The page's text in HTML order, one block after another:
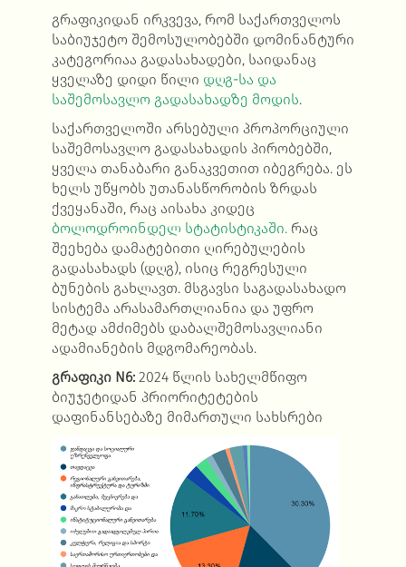
გრაფიკიდან ირკვევა, რომ საქართველოს
საბიუჯეტო შემოსულობებში დომინანტური
კატეგორიაა გადასახადები, საიდანაც
ყველაზე დიდი წილი დღგ-სა და
საშემოსავლო გადასახადზე მოდის.
საქართველოში არსებული პროპორციული
საშემოსავლო გადასახადის პირობებში,
ყველა თანაბარი განაკვეთით იბეგრება. ეს
ხელს უწყობს უთანასწორობის ზრდას
ქვეყანაში, რაც აისახა კიდეც
ბოლოდროინდელ სტატისტიკაში.რაც
შეეხება დამატებითი ღირებულების
გადასახადს (დღგ), ისიც რეგრესული
ბუნების გახლავთ. მსგავსი საგადასახადო
სისტემა არასამართლიანია და უფრო
მეტად ამძიმებს დაბალშემოსავლიანი
ადამიანების მდგომარეობას.
გრაფიკიN6: 2024 წლის სახელმწიფო
ბიუჯეტიდან პრიორიტეტების
დაფინანსებაზე მიმართული სახსრები